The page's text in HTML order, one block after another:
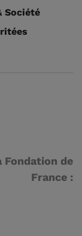
Société
de
France :